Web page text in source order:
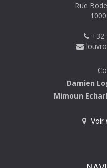
Rue
+32
Damien
Mimoun
Voir